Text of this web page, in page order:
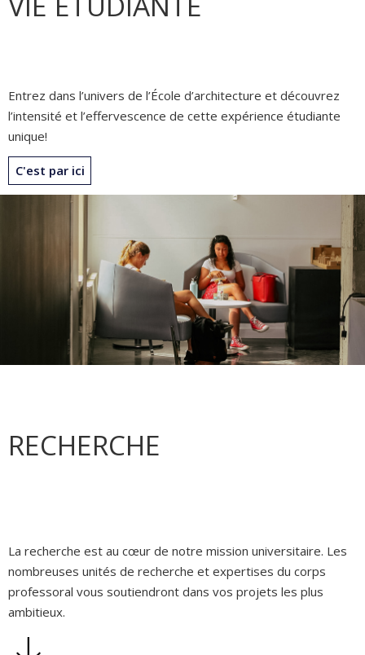
Entrez dans l’univers de l’École d’architecture et découvrez
l’intensité et l’effervescence de cette expérience étudiante
unique!
C'est par ici
RECHERCHE
La recherche est au cœur de notre mission universitaire. Les
nombreuses unités de recherche et expertises du corps
professoral vous soutiendront dans vos projets les plus
ambitieux.